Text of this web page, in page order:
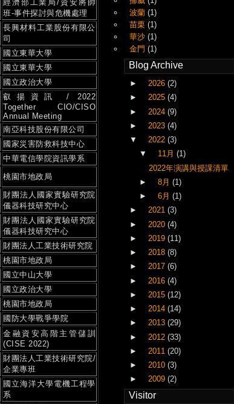
經濟部工業局/資安將帥
班-事件探討與危機處理
長興材料工業股份有限公
司
國立東華大學
國立東華大學
國立政治大學
叡揚資訊 / 2022
Together CIO/CISO
Annual Meeting
南亞科技股份有限公司
國家災害防救科技中心
中華電信學院資訊學系
桃園市地政局
財團法人國家實驗研究院
儀器科技研究中心
財團法人國家實驗研究院
儀器科技研究中心
財團法人工業技術研究院
桃園市地政局
國立中山大學
國立政治大學
桃園市地政局
國防大學戰爭學院
金融資安高階主管儲訓
(CISE 2022)
財團法人工業技術研究院/
企業專班
國立海洋大學電機工程學
系
波蘭 (1)
苗栗 (1)
華沙 (1)
金門 (1)
Blog Archive
► 2026 (2)
►
2025 (4)
►
2024 (9)
►
2023 (4)
▼
2022 (3)
▼
11月 (1)
2022年演講與授課清單
►
8月 (1)
►
6月 (1)
►
2021 (3)
►
2020 (4)
►
2019 (11)
►
2018 (8)
►
2017 (6)
►
2016 (4)
►
2015 (12)
►
2014 (14)
►
2013 (29)
►
2012 (33)
►
2011 (20)
►
2010 (3)
►
2009 (2)
Visitor